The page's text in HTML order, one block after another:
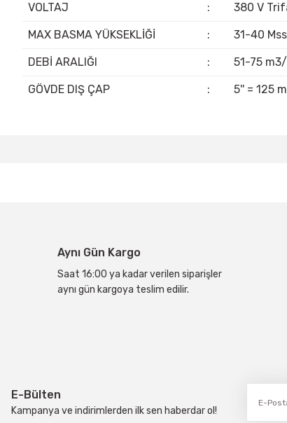
VOLTAJ : 380 V
MAX BASMA YÜKSEKLİĞİ : 31-40 Mss
DEBİ ARALIĞI : 51-75
GÖVDE DIŞ ÇAP : 5'' = 125
Ürün fiyatı diğer sitelerden daha pahalı.
Bu ürüne benzer farklı alternatifler olmalı.
Aynı Gün Kargo
Saat 16:00 ya kadar verilen siparişler
aynı gün kargoya teslim edilir.
E-Bülten
Kampanya ve indirimlerden ilk sen haberdar ol!